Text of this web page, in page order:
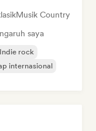
Musik Country
saya
Indie rock
internasional